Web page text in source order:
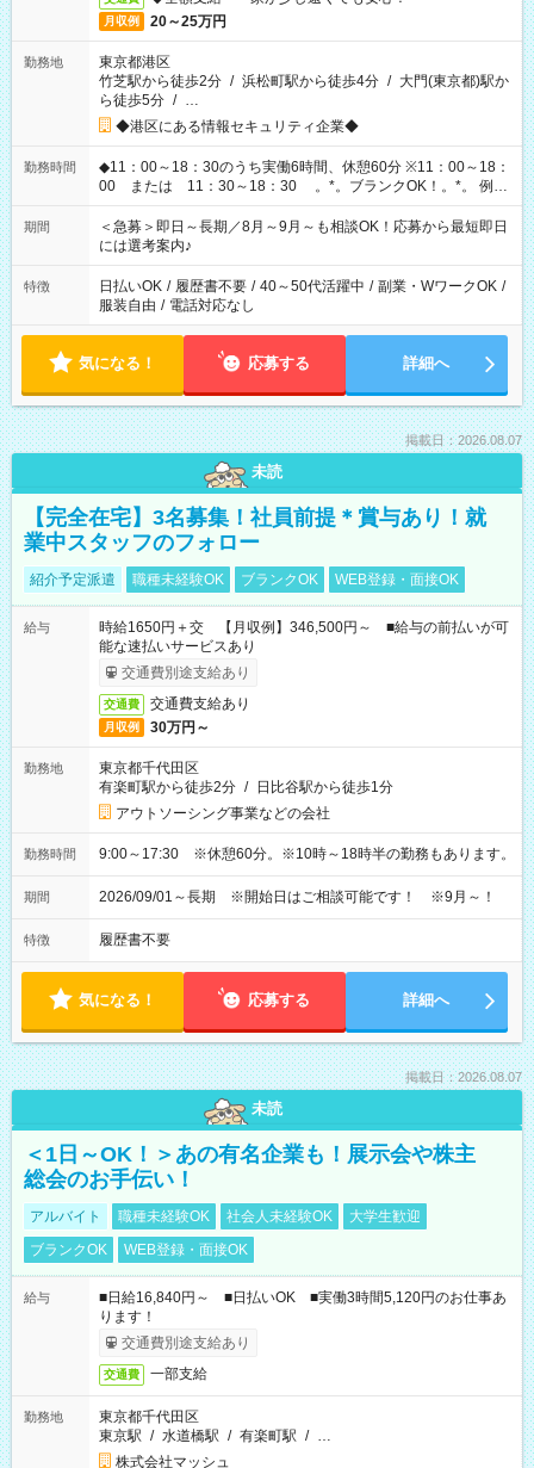
月収例 20～25万円
勤務地
東京都港区
竹芝駅から徒歩2分 / 浜松町駅から徒歩4分 / 大門(東京都)駅か
ら徒歩5分 / …
◆港区にある情報セキュリティ企業◆
勤務時間
◆11：00～18：30のうち実働6時間、休憩60分 ※11：00～18：
00 または 11：30～18：30 。*。ブランクOK！。*。 例え
ば前職が、 在宅/財団法人/事務/コールセンター/受付/販売/カフェ
スタッフ スイーツ販売/ホテルフロント/化粧品販売/など 様々な
業界から入社して活躍されています♪
期間
＜急募＞即日～長期／8月～9月～も相談OK！応募から最短即日
には選考案内♪
特徴 日払いOK / 履歴書不要 / 40～50代活躍中 / 副業・WワークOK /
服装自由 / 電話対応なし
気になる！ 応募する 詳細へ
掲載日：2026.08.07
未読
【完全在宅】3名募集！社員前提＊賞与あり！就
業中スタッフのフォロー
紹介予定派遣 職種未経験OK ブランクOK WEB登録・面接OK
給与
時給1650円＋交 【月収例】346,500円～ ■給与の前払いが可
能な速払いサービスあり
交通費別途支給あり
交通費 交通費支給あり
月収例 30万円～
勤務地
東京都千代田区
有楽町駅から徒歩2分 / 日比谷駅から徒歩1分
アウトソーシング事業などの会社
勤務時間 9:00～17:30 ※休憩60分。※10時～18時半の勤務もあります。
期間 2026/09/01～長期 ※開始日はご相談可能です！ ※9月～！
特徴 履歴書不要
気になる！ 応募する 詳細へ
掲載日：2026.08.07
未読
＜1日～OK！＞あの有名企業も！展示会や株主
総会のお手伝い！
アルバイト 職種未経験OK 社会人未経験OK
大学生歓迎
ブランクOK
WEB登録・面接OK
給与
■日給16,840円～ ■日払いOK ■実働3時間5,120円のお仕事あ
ります！
交通費別途支給あり
交通費 一部支給
勤務地
東京都千代田区
東京駅 / 水道橋駅 / 有楽町駅 / …
株式会社マッシュ